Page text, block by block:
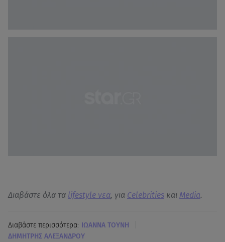
Διαβάστε όλα τα lifestyle νεα, για Celebrities και Media.
Διαβάστε περισσότερα: ΙΩΑΝΝΑ ΤΟΥΝΗ
ΔΗΜΗΤΡΗΣ ΑΛΕΞΑΝΔΡΟΥ